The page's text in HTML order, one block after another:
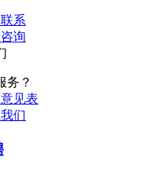
系
询
务？
见表
们